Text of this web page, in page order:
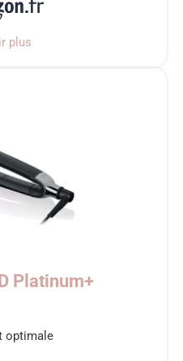
plus
Platinum+
optimale